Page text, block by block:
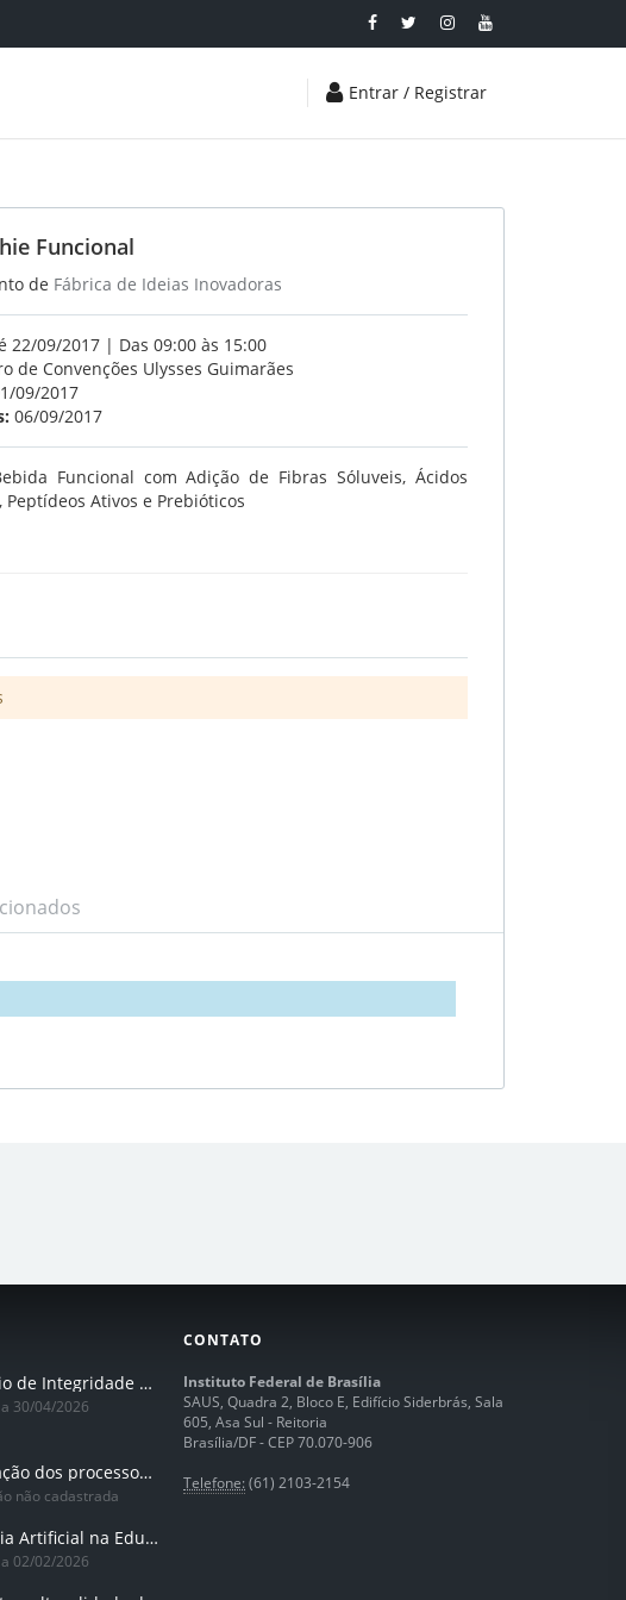
Entrar / Registrar
Funcional
de Fábrica de Ideias Inovadoras
22/09/2017 | Das 09:00 às 15:00
de Convenções Ulysses Guimarães
09/2017
06/09/2017
Funcional com Adição de Fibras Sóluveis, Ácidos
Ativos e Prebióticos
I Seminário de Integridade do IFB
30/04/2026
Humanização dos processos de trabalhos em tempos de IA
não cadastrada
Inteligência Artificial na Educação Profissional e Tecnológica: potencialidades, desafios e desenvolvimento docente
02/02/2026
CONTATO
Instituto Federal de Brasília
SAUS, Quadra 2, Bloco E, Edifício Siderbrás, Sala
605, Asa Sul - Reitoria
Brasília/DF - CEP 70.070-906
Telefone: (61) 2103-2154